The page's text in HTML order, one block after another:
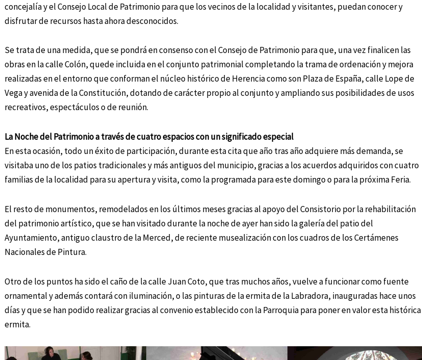
concejalía y el Consejo Local de Patrimonio para que los vecinos de la localidad y visitantes, puedan conocer y
disfrutar de recursos hasta ahora desconocidos.
Se trata de una medida, que se pondrá en consenso con el Consejo de Patrimonio para que, una vez finalicen las
obras en la calle Colón, quede incluida en el conjunto patrimonial completando la trama de ordenación y mejora
realizadas en el entorno que conforman el núcleo histórico de Herencia como son Plaza de España, calle Lope de
Vega y avenida de la Constitución, dotando de carácter propio al conjunto y ampliando sus posibilidades de usos
recreativos, espectáculos o de reunión.
La Noche del Patrimonio a través de cuatro espacios con un significado especial
En esta ocasión, todo un éxito de participación, durante esta cita que año tras año adquiere más demanda, se
visitaba uno de los patios tradicionales y más antiguos del municipio, gracias a los acuerdos adquiridos con cuatro
familias de la localidad para su apertura y visita, como la programada para este domingo o para la próxima Feria.
El resto de monumentos, remodelados en los últimos meses gracias al apoyo del Consistorio por la rehabilitación
del patrimonio artístico, que se han visitado durante la noche de ayer han sido la galería del patio del
Ayuntamiento, antiguo claustro de la Merced, de reciente musealización con los cuadros de los Certámenes
Nacionales de Pintura.
Otro de los puntos ha sido el caño de la calle Juan Coto, que tras muchos años, vuelve a funcionar como fuente
ornamental y además contará con iluminación, o las pinturas de la ermita de la Labradora, inauguradas hace unos
días y que se han podido realizar gracias al convenio establecido con la Parroquia para poner en valor esta histórica
ermita.